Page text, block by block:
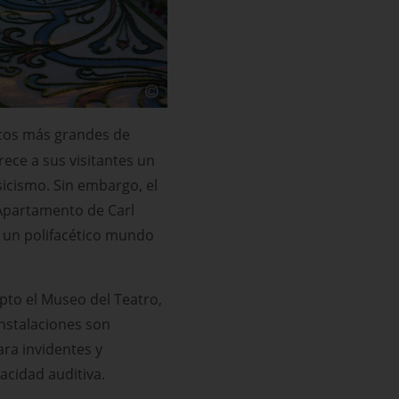
más grandes de
a sus visitantes un
Sin embargo, el
de Carl
un polifacético mundo
el Museo del Teatro,
son
invidentes y
auditiva.